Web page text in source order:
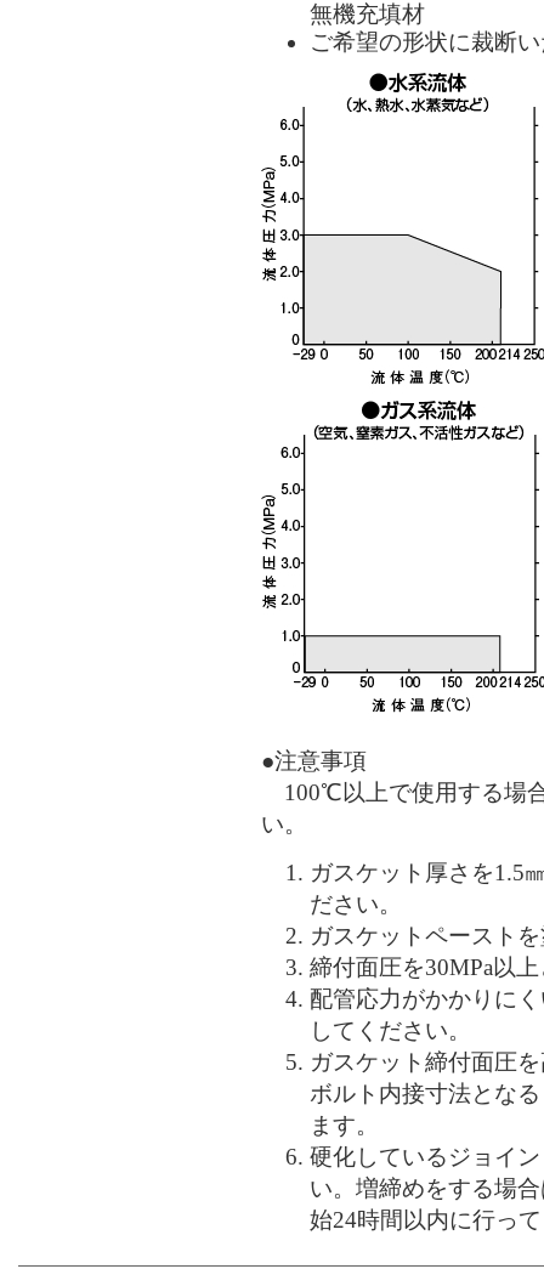
無機充填材
ご希望の形状に裁断
●注意事項
100℃以上で使用する場
い。
ガスケット厚さを1.5
ださい。
ガスケットペースト
締付面圧を30MPa以
配管応力がかかりに
してください。
ガスケット締付面圧
ボルト内接寸法とな
ます。
硬化しているジョイ
い。増締めをする場
始24時間以内に行っ